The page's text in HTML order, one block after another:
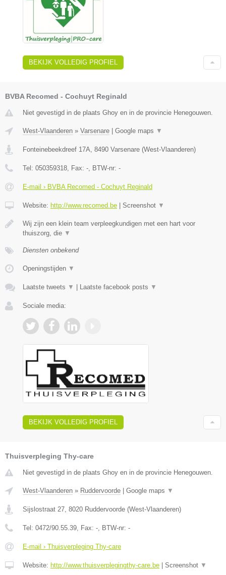
BEKIJK VOLLEDIG PROFIEL
BVBA Recomed - Cochuyt Reginald
Niet gevestigd in de plaats Ghoy en in de provincie Henegouwen.
West-Vlaanderen » Varsenare | Google maps ▼
Fonteinebeekdreef 17A 8490 Varsenare (West-Vlaanderen)
Tel: 050359318 , Fax: - , BTW-nr: -
E-mail › BVBA Recomed - Cochuyt Reginald
Website: http://www.recomed.be | Screenshot ▼
Wij zijn een klein team verpleegkundigen met een hart voor
thuiszorg, die ▼
Diensten onbekend
Openingstijden ▼
Laatste tweets ▼ | Laatste facebook posts ▼
Sociale media:
BEKIJK VOLLEDIG PROFIEL
Thuisverpleging Thy-care
Niet gevestigd in de plaats Ghoy en in de provincie Henegouwen.
West-Vlaanderen » Ruddervoorde | Google maps ▼
Sijslostraat 27 8020 Ruddervoorde (West-Vlaanderen)
Tel: 0472/90.55.39 , Fax: - , BTW-nr: -
E-mail › Thuisverpleging Thy-care
Website: http://www.thuisverplegingthy-care.be | Screenshot ▼